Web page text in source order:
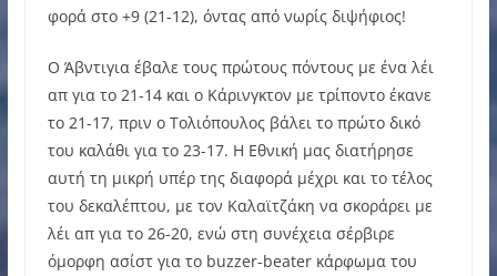
φορά στο +9 (21-12), όντας από νωρίς διψήφιος!
Ο Άβντιγια έβαλε τους πρώτους πόντους με ένα λέι
απ για το 21-14 και ο Κάρινγκτον με τρίποντο έκανε
το 21-17, πριν ο Τολιόπουλος βάλει το πρώτο δικό
του καλάθι για το 23-17. Η Εθνική μας διατήρησε
αυτή τη μικρή υπέρ της διαφορά μέχρι και το τέλος
του δεκαλέπτου, με τον Καλαϊτζάκη να σκοράρει με
λέι απ για το 26-20, ενώ στη συνέχεια σέρβιρε
όμορφη ασίστ για το buzzer-beater κάρφωμα του